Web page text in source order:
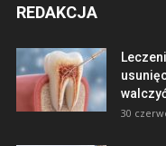
REDAKCJA
30